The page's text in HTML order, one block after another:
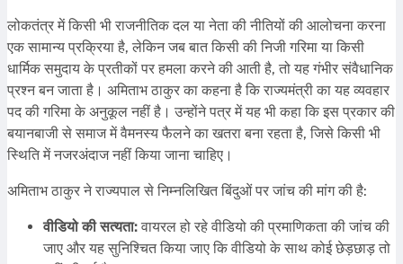
लोकतंत्र में किसी भी राजनीतिक दल या नेता की नीतियों की आलोचना करना
एक सामान्य प्रक्रिया है, लेकिन जब बात किसी की निजी गरिमा या किसी
धार्मिक समुदाय के प्रतीकों पर हमला करने की आती है, तो यह गंभीर संवैधानिक
प्रश्न बन जाता है। अमिताभ ठाकुर का कहना है कि राज्यमंत्री का यह व्यवहार
पद की गरिमा के अनुकूल नहीं है। उन्होंने पत्र में यह भी कहा कि इस प्रकार की
बयानबाजी से समाज में वैमनस्य फैलने का खतरा बना रहता है, जिसे किसी भी
स्थिति में नजरअंदाज नहीं किया जाना चाहिए।
अमिताभ ठाकुर ने राज्यपाल से निम्नलिखित बिंदुओं पर जांच की मांग की है:
वीडियो की सत्यता: वायरल हो रहे वीडियो की प्रमाणिकता की जांच की
जाए और यह सुनिश्चित किया जाए कि वीडियो के साथ कोई छेड़छाड़ तो